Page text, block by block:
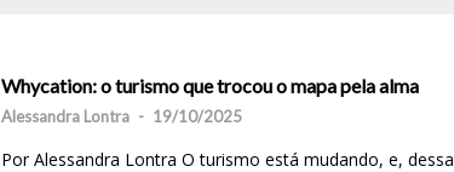
Whycation: o turismo que trocou o mapa pela alma
Alessandra Lontra - 19/10/2025
Por Alessandra Lontra O turismo está mudando, e, dessa